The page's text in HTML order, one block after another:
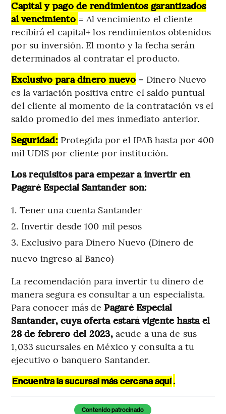
Capital y pago de rendimientos garantizados
al vencimiento = Al vencimiento el cliente
recibirá el capital+ los rendimientos obtenidos
por su inversión. El monto y la fecha serán
determinados al contratar el producto.
Exclusivo para dinero nuevo= Dinero Nuevo
es la variación positiva entre el saldo puntual
del cliente al momento de la contratación vs el
saldo promedio del mes inmediato anterior.
Seguridad: Protegida por el IPAB hasta por 400
mil UDIS por cliente por institución.
Los requisitos para empezar a invertir en
Pagaré Especial Santander son:
Tener una cuenta Santander
Invertir desde 100 mil pesos
Exclusivo para Dinero Nuevo (Dinero de
nuevo ingreso al Banco)
La recomendación para invertir tu dinero de
manera segura es consultar a un especialista.
Para conocer más de Pagaré Especial
Santander, cuya oferta estará vigente hasta el
28 de febrero del 2023,acude a una de sus
1,033 sucursales en México y consulta a tu
ejecutivo o banquero Santander.
Encuentra la sucursal más cercana aquí.
Temas de este artículoContenido patrocinado